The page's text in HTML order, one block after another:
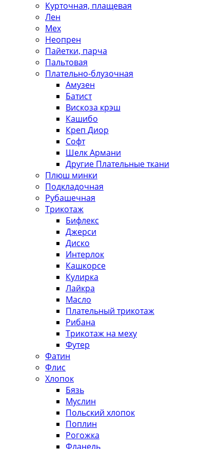
Курточная, плащевая
Лен
Мех
Неопрен
Пайетки, парча
Пальтовая
Плательно-блузочная
Амузен
Батист
Вискоза крэш
Кашибо
Креп Диор
Софт
Шелк Армани
Другие Плательные ткани
Плюш минки
Подкладочная
Рубашечная
Трикотаж
Бифлекс
Джерси
Диско
Интерлок
Кашкорсе
Кулирка
Лайкра
Масло
Плательный трикотаж
Рибана
Трикотаж на меху
Футер
Фатин
Флис
Хлопок
Бязь
Муслин
Польский хлопок
Поплин
Рогожка
Фланель